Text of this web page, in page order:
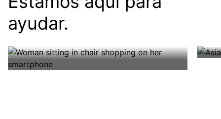
ayudar.
Image
recursos para una vida
saludable
Manténgase conectado y viva una
vida saludable con diabetes.
Image